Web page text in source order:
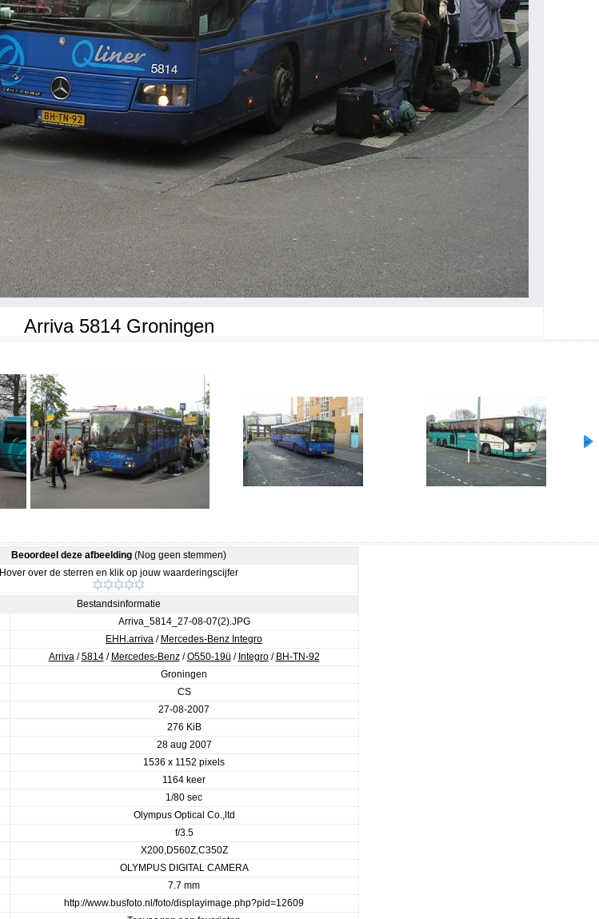
Arriva 5814 Groningen
Beoordeel deze afbeelding (Nog geen stemmen)
Hover over de sterren en klik op jouw waarderingscijfer
Bestandsinformatie
Arriva_5814_27-08-07(2).JPG
EHH.arriva / Mercedes-Benz Integro
Arriva/5814/ Mercedes-Benz/O550-19ü / Integro/ BH-TN-92
Groningen
CS
27-08-2007
276 KiB
28 aug 2007
1536 x 1152 pixels
1164 keer
1/80 sec
Olympus Optical Co.,ltd
f/3.5
X200,D560Z,C350Z
OLYMPUS DIGITAL CAMERA
7.7 mm
http://www.busfoto.nl/foto/displayimage.php?pid=12609